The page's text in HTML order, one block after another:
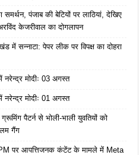
पंजाब की बेटियों पर लाठियां, देखिए
केजरीवाल का दोगलापन
में सन्नाटा: पेपर लीक पर विपक्ष का दोहरा
मोदीः 03 अगस्त
मोदीः 01 अगस्त
पैटर्न से भोली-भाली युवतियों को
गैंग
पर आपत्तिजनक कंटेंट के मामले में Meta